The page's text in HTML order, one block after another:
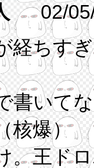
02/05/
経ちす
書いて
核爆）
。王ド